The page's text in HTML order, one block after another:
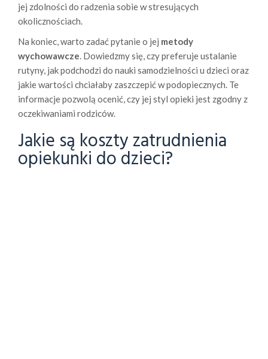
jej zdolności do radzenia sobie w stresujących
okolicznościach.
Na koniec, warto zadać pytanie o jej metody
wychowawcze. Dowiedzmy się, czy preferuje ustalanie
rutyny, jak podchodzi do nauki samodzielności u dzieci oraz
jakie wartości chciałaby zaszczepić w podopiecznych. Te
informacje pozwolą ocenić, czy jej styl opieki jest zgodny z
oczekiwaniami rodziców.
Jakie są koszty zatrudnienia
opiekunki do dzieci?